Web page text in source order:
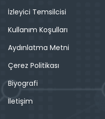
İzleyici Temsilcisi
Kullanım Koşulları
Aydınlatma Metni
Çerez Politikası
Biyografi
İletişim